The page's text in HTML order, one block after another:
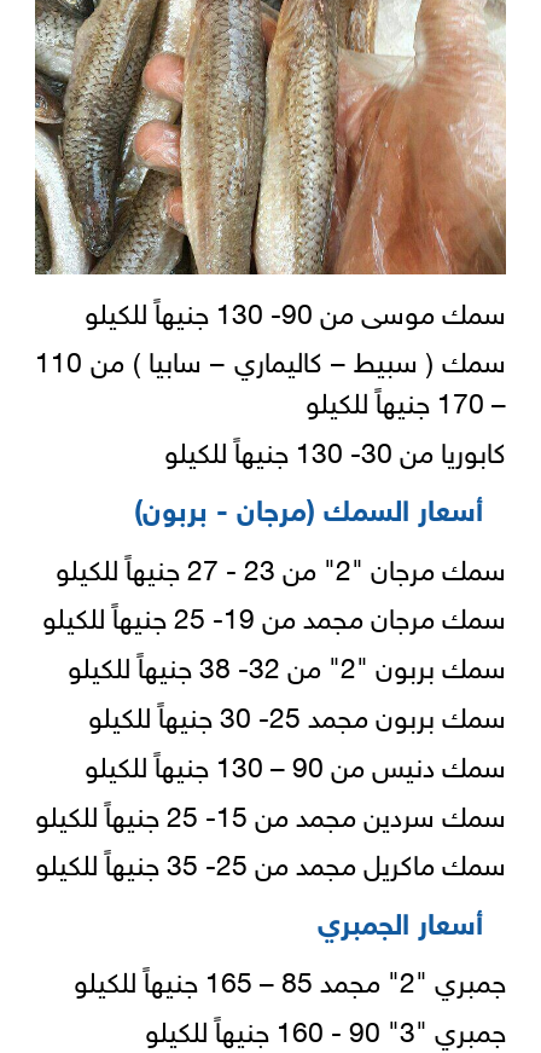
سمك موسى من 90- 130 جنيهاً للكيلو
سمك ( سبيط – كاليماري – سابيا ) من 110
– 170 جنيهاً للكيلو
كابوريا من 30- 130 جنيهاً للكيلو
أسعار السمك (مرجان - بربون)
سمك مرجان "2" من 23 - 27 جنيهاً للكيلو
سمك مرجان مجمد من 19- 25 جنيهاً للكيلو
سمك بربون "2" من 32- 38 جنيهاً للكيلو
سمك بربون مجمد 25- 30 جنيهاً للكيلو
سمك دنيس من 90 – 130 جنيهاً للكيلو
سمك سردين مجمد من 15- 25 جنيهاً للكيلو
سمك ماكريل مجمد من 25- 35 جنيهاً للكيلو
أسعار الجمبري
جمبري "2" مجمد 85 – 165 جنيهاً للكيلو
جمبري "3" 90 - 160 جنيهاً للكيلو